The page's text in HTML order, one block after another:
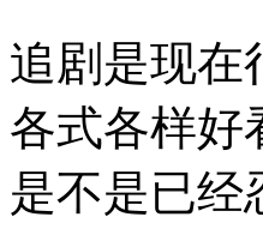
追剧是现在
各式各样好
是不是已经